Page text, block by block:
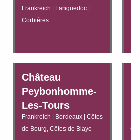
Frankreich | Languedoc |
Corbières
Château
Peybonhomme-
Les-Tours
Frankreich | Bordeaux | Côtes
de Bourg, Côtes de Blaye